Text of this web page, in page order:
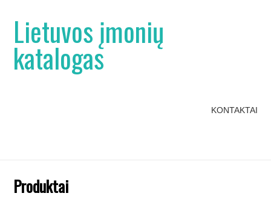
Lietuvos įmonių
katalogas
KONTAKTAI
Produktai